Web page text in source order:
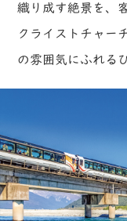
織り成す絶景を、
クライストチャー
の雰囲気にふれる